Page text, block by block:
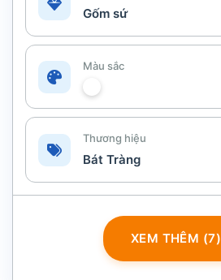
Gốm sứ
Màu sắc
Thương hiệu
Bát Tràng
XEM THÊM (7)